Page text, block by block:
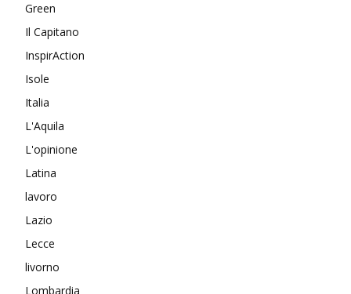
Green
Il Capitano
InspirAction
Isole
Italia
L'Aquila
L'opinione
Latina
lavoro
Lazio
Lecce
livorno
Lombardia